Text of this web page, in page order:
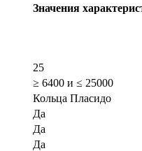
Значения
25
≥ 6400 и ≤ 25000
Кольца Пласидо
Да
Да
Да